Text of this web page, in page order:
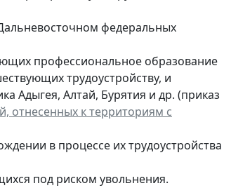
федеральных
профессиональное образование
трудоустройству, и
Адыгея, Алтай, Бурятия и др. (приказ
отнесенных к территориям с
в процессе их трудоустройства
под риском увольнения.